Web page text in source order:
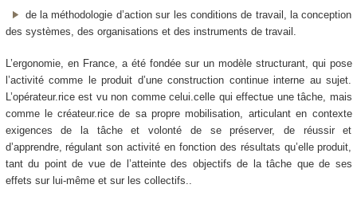
de la méthodologie d’action sur les conditions de travail, la conception
des systèmes, des organisations et des instruments de travail.
L’ergonomie, en France, a été fondée sur un modèle structurant, qui pose
l’activité comme le produit d’une construction continue interne au sujet.
L’opérateur.rice est vu non comme celui.celle qui effectue une tâche, mais
comme le créateur.rice de sa propre mobilisation, articulant en contexte
exigences de la tâche et volonté de se préserver, de réussir et
d’apprendre, régulant son activité en fonction des résultats qu’elle produit,
tant du point de vue de l’atteinte des objectifs de la tâche que de ses
effets sur lui-même et sur les collectifs..